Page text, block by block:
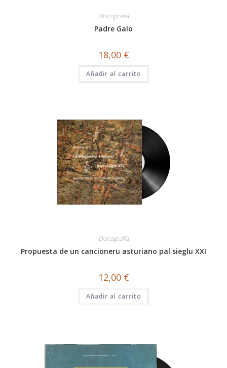
Discografía
Padre Galo
18,00 €
Añadir al carrito
Discografía
Propuesta de un cancioneru asturiano pal sieglu XXI
12,00 €
Añadir al carrito